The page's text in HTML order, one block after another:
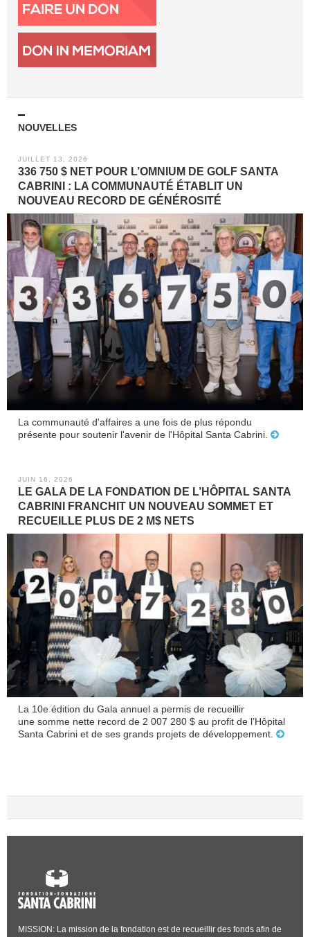
NOUVELLES
JUILLET 13, 2026
336 750 $ NET POUR L’OMNIUM DE GOLF SANTA
CABRINI : LA COMMUNAUTÉ ÉTABLIT UN
NOUVEAU RECORD DE GÉNÉROSITÉ
La communauté d'affaires a une fois de plus répondu
présente pour soutenir l'avenir de l'Hôpital Santa Cabrini.
JUIN 16, 2026
LE GALA DE LA FONDATION DE L’HÔPITAL SANTA
CABRINI FRANCHIT UN NOUVEAU SOMMET ET
RECUEILLE PLUS DE 2 M$ NETS
La 10e édition du Gala annuel a permis de recueillir
une somme nette record de 2 007 280 $ au profit de l’Hôpital
Santa Cabrini et de ses grands projets de développement.
MISSION: La mission de la fondation est de recueillir des fonds afin de